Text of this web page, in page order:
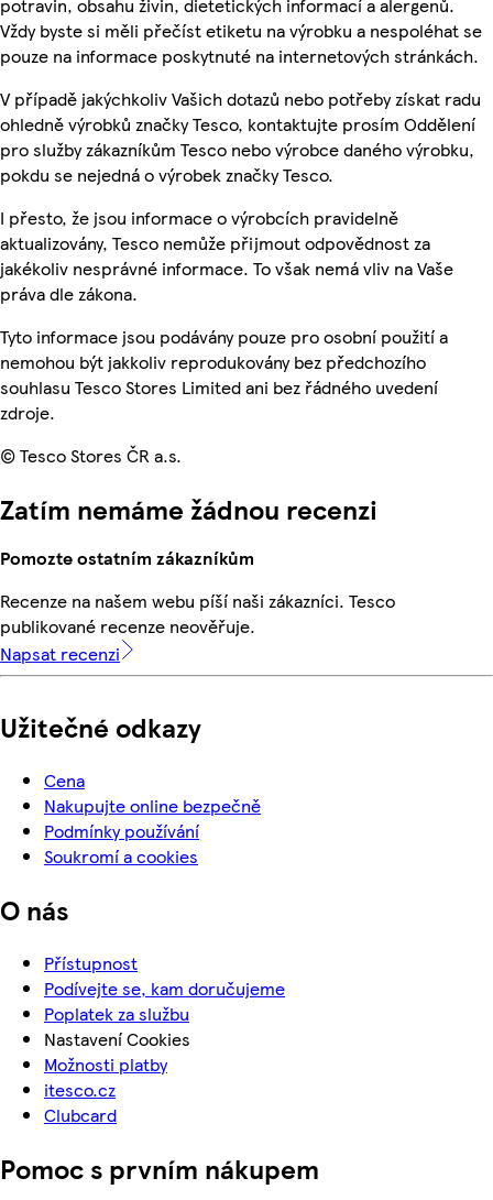
Vždy byste si měli přečíst etiketu na výrobku a nespoléhat se
pouze na informace poskytnuté na internetových stránkách.
V případě jakýchkoliv Vašich dotazů nebo potřeby získat radu
ohledně výrobků značky Tesco, kontaktujte prosím Oddělení
pro služby zákazníkům Tesco nebo výrobce daného výrobku,
pokdu se nejedná o výrobek značky Tesco.
I přesto, že jsou informace o výrobcích pravidelně
aktualizovány, Tesco nemůže přijmout odpovědnost za
jakékoliv nesprávné informace. To však nemá vliv na Vaše
práva dle zákona.
Tyto informace jsou podávány pouze pro osobní použití a
nemohou být jakkoliv reprodukovány bez předchozího
souhlasu Tesco Stores Limited ani bez řádného uvedení
zdroje.
© Tesco Stores ČR a.s.
Zatím nemáme žádnou recenzi
Pomozte ostatním zákazníkům
Recenze na našem webu píší naši zákazníci. Tesco
publikované recenze neověřuje.
Napsat recenzi
Užitečné odkazy
Cena
Nakupujte online bezpečně
Podmínky používání
Soukromí a cookies
O nás
Přístupnost
Podívejte se, kam doručujeme
Poplatek za službu
Nastavení Cookies
Možnosti platby
itesco.cz
Clubcard
Pomoc s prvním nákupem